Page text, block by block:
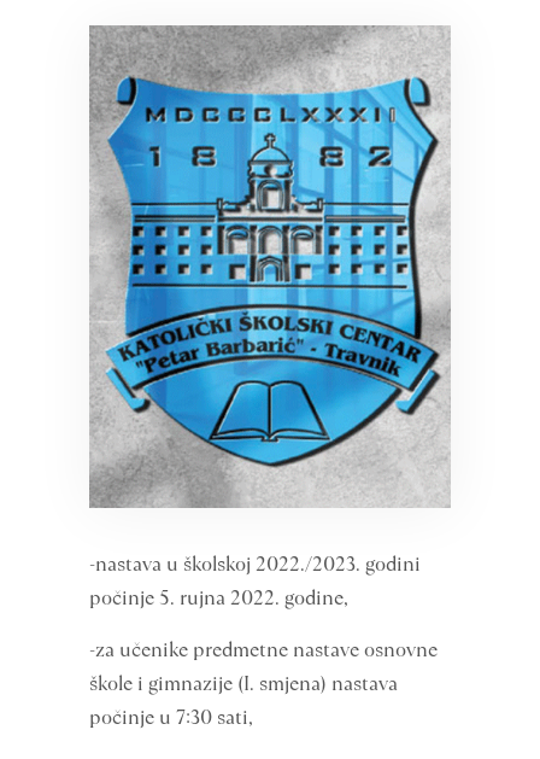
-nastava u školskoj 2022./2023. godini
počinje 5. rujna 2022. godine,
-za učenike predmetne nastave osnovne
škole i gimnazije (I. smjena) nastava
počinje u 7:30 sati,